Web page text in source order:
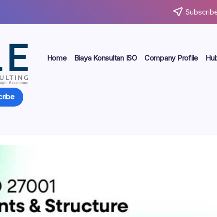
Home Biaya Konsultan ISO Company Profile